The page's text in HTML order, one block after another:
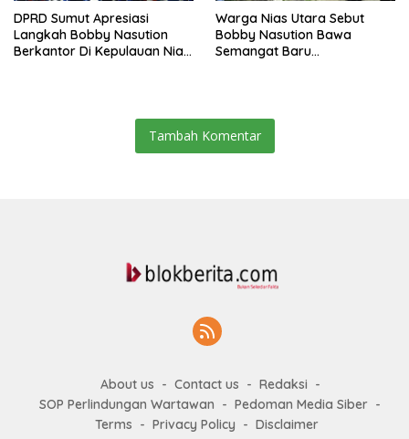
DPRD Sumut Apresiasi
Langkah Bobby Nasution
Berkantor Di Kepulauan Nias,
Warga Nias Utara Sebut
Bobby Nasution Bawa
Semangat Baru
Tambah Komentar
About us Contact us
Redaksi
SOP Perlindungan Wartawan
Pedoman Media Siber
Terms
Privacy Policy
Disclaimer